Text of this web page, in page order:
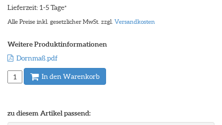
Lieferzeit: 1-5 Tage*
Alle Preise inkl. gesetzlicher MwSt. zzgl. Versandkosten
Weitere Produktinformationen
Dornmaß.pdf
In den Warenkorb
zu diesem Artikel passend: